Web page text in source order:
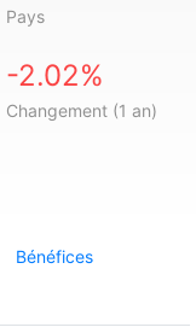
Pays
-2.02%
Changement (1 an)
Bénéfices